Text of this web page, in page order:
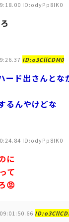
ID:odyPp8IK0
ID:o3CllCDM0
ド出さんとな
るんやけどな
ID:odyPp8IK0
に
て
😡